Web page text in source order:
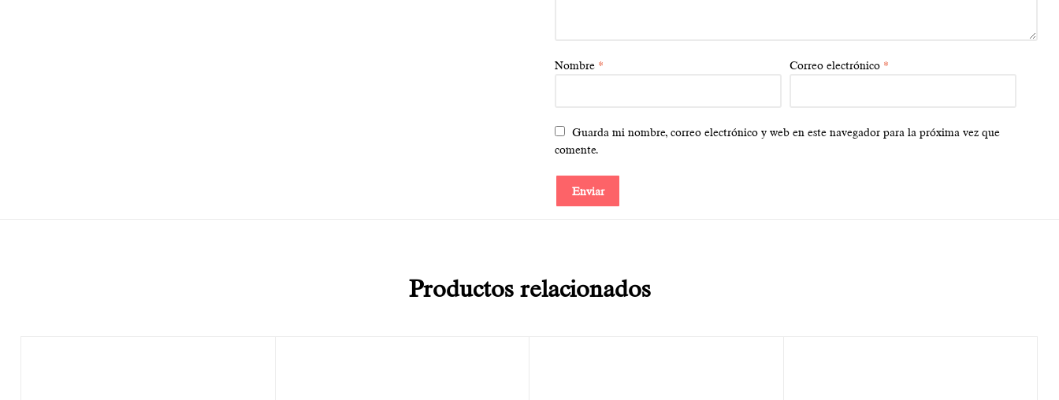
Nombre * Correo electrónico *
Guarda mi nombre, correo electrónico y web en este navegador para la próxima vez que
comente.
Productos relacionados